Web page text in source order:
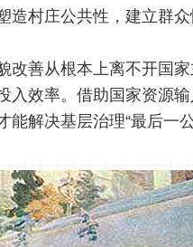
村庄公共性，建立群众
改善从根本上离不开国
效率。借助国家资源
解决基层治理“最后一公